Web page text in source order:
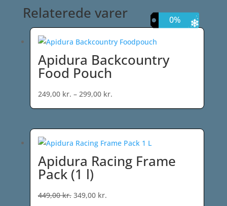
Relaterede varer 29%
Apidura Backcountry
Food Pouch
249,00 kr. – 299,00 kr.
249,00 kr.
Apidura Racing Frame
Pack (1 l)
449,00kr. Den
349,00 kr.Den
0%